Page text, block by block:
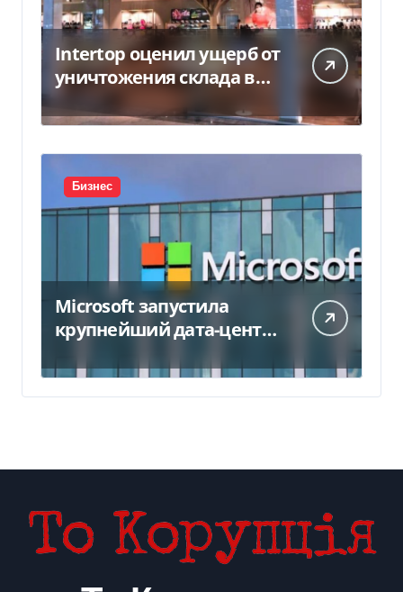
Intertop оценил ущерб от
уничтожения склада в
Бизнес
Microsoft запустила
крупнейший дата-центр
миллиарда